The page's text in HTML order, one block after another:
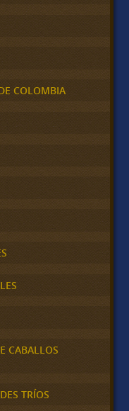
COLOMBIA
CABALLOS
TRÍOS